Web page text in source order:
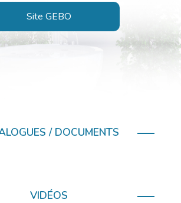
Site GEBO
/ DOCUMENTS
VIDÉOS